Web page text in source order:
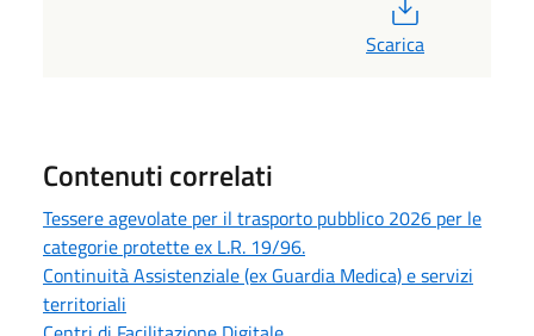
Scarica
Contenuti correlati
Tessere agevolate per il trasporto pubblico 2026 per le
categorie protette ex L.R. 19/96.
Continuità Assistenziale (ex Guardia Medica) e servizi
territoriali